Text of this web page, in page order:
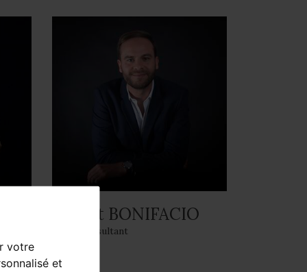
votre
et
Robert BONIFACIO
Sales Consultant